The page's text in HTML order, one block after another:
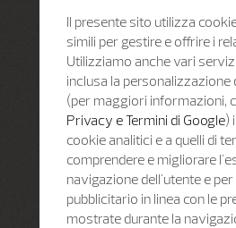
Il presente sito utilizza
simili per gestire e offrire i
Utilizziamo anche vari
inclusa la personalizzazione
(per maggiori informazioni,
Privacy e Termini di Google)
cookie analitici e a quelli di
comprendere e migliorare
navigazione dell'utente e
pubblicitario in linea con le
mostrate durante la